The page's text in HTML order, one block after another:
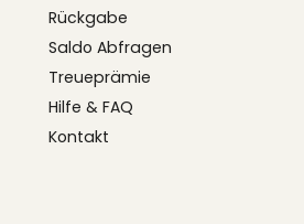
Rückgabe
Saldo Abfragen
Treueprämie
Hilfe & FAQ
Kontakt